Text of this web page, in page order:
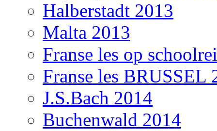
Halberstadt 2013
Malta 2013
Franse les op
Franse les BRUSSEL
J.S.Bach 2014
Buchenwald 2014